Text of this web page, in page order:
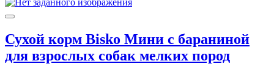
Сухой корм Bisko Мини с бараниной
для взрослых собак мелких пород